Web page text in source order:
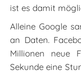
ist es damit
Alleine Google
an Daten.
Millionen neue
Sekunde eine